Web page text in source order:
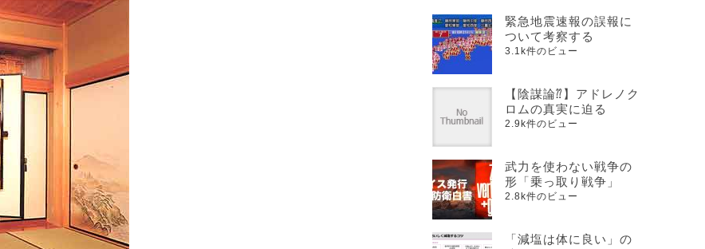
緊急地震速報の誤報に
ついて考察する
3.1k件のビュー
【陰謀論⁇】アドレノク
ロムの真実に迫る
2.9k件のビュー
武力を使わない戦争の
形「乗っ取り戦争」
2.8k件のビュー
「減塩は体に良い」の